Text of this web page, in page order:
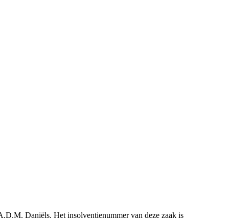
Daniëls. Het insolventienummer van deze zaak is